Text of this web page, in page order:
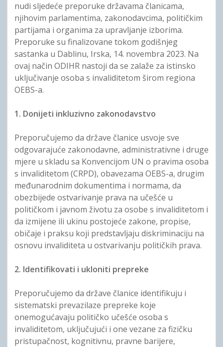
nudi sljedeće preporuke državama članicama,
njihovim parlamentima, zakonodavcima, političkim
partijama i organima za upravljanje izborima.
Preporuke su finalizovane tokom godišnjeg
sastanka u Dablinu, Irska, 14. novembra 2023. Na
ovaj način ODIHR nastoji da se zalaže za istinsko
uključivanje osoba s invaliditetom širom regiona
OEBS-a.
1. Donijeti inkluzivno zakonodavstvo
Preporučujemo da države članice usvoje sve
odgovarajuće zakonodavne, administrativne i druge
mjere u skladu sa Konvencijom UN o pravima osoba
s invaliditetom (CRPD), obavezama OEBS-a, drugim
međunarodnim dokumentima i normama, da
obezbijede ostvarivanje prava na učešće u
političkom i javnom životu za osobe s invaliditetom i
da izmijene ili ukinu postojeće zakone, propise,
običaje i praksu koji predstavljaju diskriminaciju na
osnovu invaliditeta u ostvarivanju političkih prava.
2. Identifikovati i ukloniti prepreke
Preporučujemo da države članice identifikuju i
sistematski prevazilaze prepreke koje
onemogućavaju političko učešće osoba s
invaliditetom, uključujući i one vezane za fizičku
pristupačnost, kognitivnu, pravne barijere,